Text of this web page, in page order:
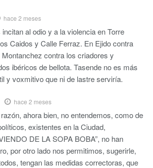
hace 2 meses
al odio y a la violencia en Torre
Caidos y Calle Ferraz. En Ejido contra
contra los criadores y
ibéricos de bellota. Tasende no es más
y voxmitivo que ni de lastre serviría.
hace 2 meses
ahora bien, no entendemos, como de
existentes en la Ciudad,
DE LA SOPA BOBA”, no han
por otro lado nos permitimos, sugerirle,
tengan las medidas correctoras, que